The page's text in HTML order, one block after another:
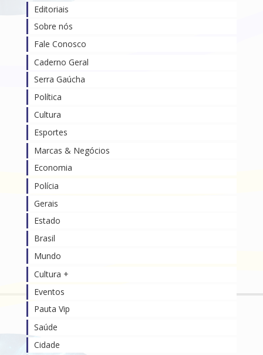
Editoriais
Sobre nós
Fale Conosco
Caderno Geral
Serra Gaúcha
Política
Cultura
Esportes
Marcas & Negócios
Economia
Polícia
Gerais
Estado
Brasil
Mundo
Cultura +
Eventos
Pauta Vip
Saúde
Cidade